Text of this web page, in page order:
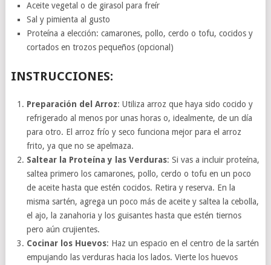
Aceite vegetal o de girasol para freír
Sal y pimienta al gusto
Proteína a elección: camarones, pollo, cerdo o tofu, cocidos y
cortados en trozos pequeños (opcional)
INSTRUCCIONES:
Preparación del Arroz: Utiliza arroz que haya sido cocido y
refrigerado al menos por unas horas o, idealmente, de un día
para otro. El arroz frío y seco funciona mejor para el arroz
frito, ya que no se apelmaza.
Saltear la Proteína y las Verduras: Si vas a incluir proteína,
saltea primero los camarones, pollo, cerdo o tofu en un poco
de aceite hasta que estén cocidos. Retira y reserva. En la
misma sartén, agrega un poco más de aceite y saltea la cebolla,
el ajo, la zanahoria y los guisantes hasta que estén tiernos
pero aún crujientes.
Cocinar los Huevos: Haz un espacio en el centro de la sartén
empujando las verduras hacia los lados. Vierte los huevos